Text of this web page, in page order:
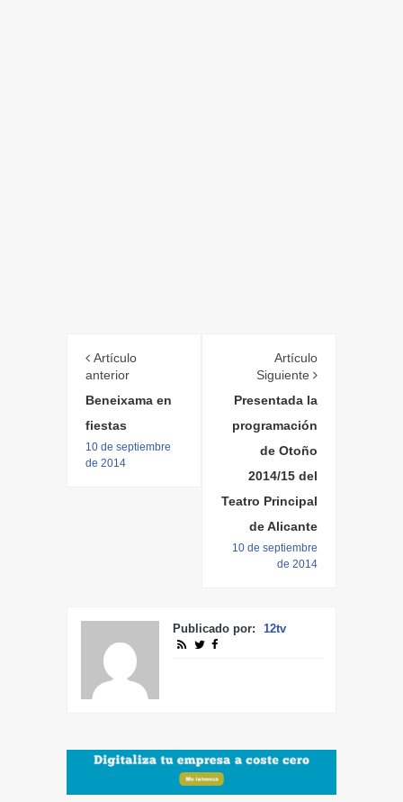
Artículo
anterior
Beneixama en
fiestas
10 de septiembre
de 2014
Artículo
Siguiente
Presentada la
programación
de Otoño
2014/15 del
Teatro Principal
de Alicante
10 de septiembre
de 2014
Publicado por: 12tv